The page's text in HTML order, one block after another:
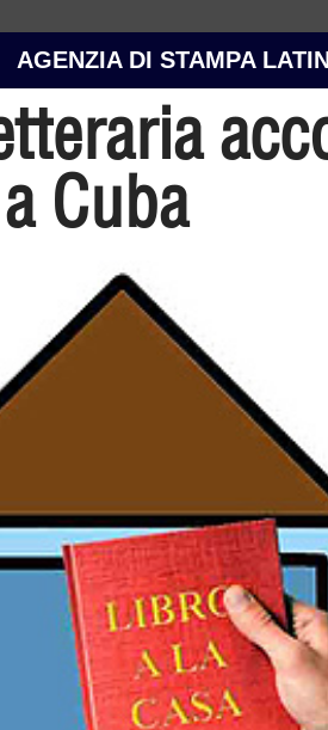
AGENZIA DI STAMPA
Cuba